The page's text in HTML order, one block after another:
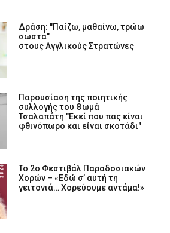
Δράση: "Παίζω, μαθαίνω, τρώω
σωστά"
στους Αγγλικούς Στρατώνες
Παρουσίαση της ποιητικής
συλλογής του Θωμά
Τσαλαπάτη "Εκεί που πας είναι
φθινόπωρο και είναι σκοτάδι"
Το 2ο Φεστιβάλ Παραδοσιακών
Χορών – «Εδώ σ’ αυτή τη
γειτονιά… Χορεύουμε αντάμα!»